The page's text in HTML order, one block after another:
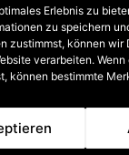
Erlebnis zu
zu speichern
zustimmst, können
verarbeiten.
können bestimmte
und Versand
vom